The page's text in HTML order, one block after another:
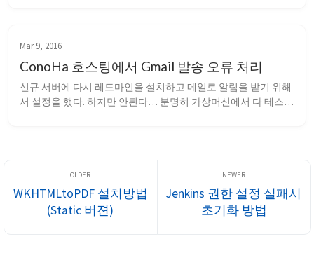
Mar 9, 2016
ConoHa 호스팅에서 Gmail 발송 오류 처리
신규 서버에 다시 레드마인을 설치하고 메일로 알림을 받기 위해
서 설정을 했다. 하지만 안된다… 분명히 가상머신에서 다 테스트
WKHTMLtoPDF 설치방법
(Static 버젼)
Jenkins 권한 설정 실패시
초기화 방법